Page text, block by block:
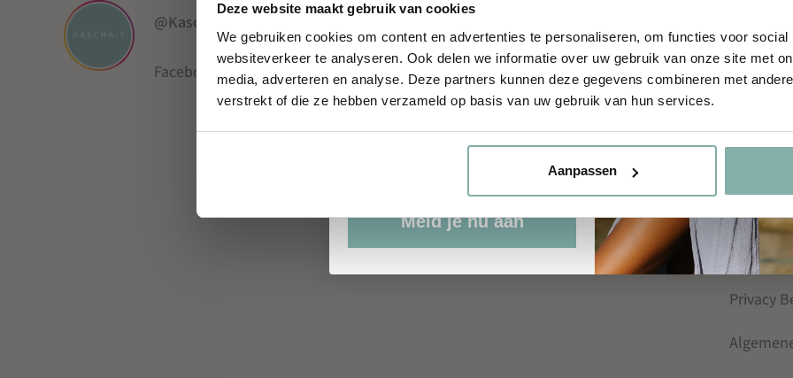
Deze website maakt gebruik van cookies
We gebruiken cookies om content en advertenties te personaliseren, om functies voor
websiteverkeer te analyseren. Ook delen we informatie over uw gebruik van onze site met
media, adverteren en analyse. Deze partners kunnen deze gegevens combineren met
verstrekt of die ze hebben verzameld op basis van uw gebruik van hun services.
Aanpassen
@Kaschaconcepts
Facebook Instagram Pinterest LinkedIn
Kascha-C
Onze merken
Summer Sale
Contact
Ruilen &
Retailer
Privacy
Email
Verjaardag
Meld je nu aan